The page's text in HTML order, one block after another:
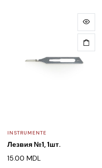
INSTRUMENTE
Лезвия №1, 1шт.
15.00 MDL